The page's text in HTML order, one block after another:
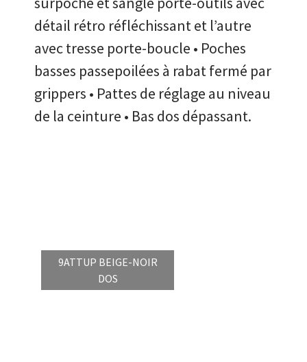
détail rétro réfléchissant et l’autre
avec tresse porte-boucle • Poches
basses passepoilées à rabat fermé par
grippers • Pattes de réglage au niveau
de la ceinture • Bas dos dépassant.
9ATTUP BEIGE-NOIR
DOS